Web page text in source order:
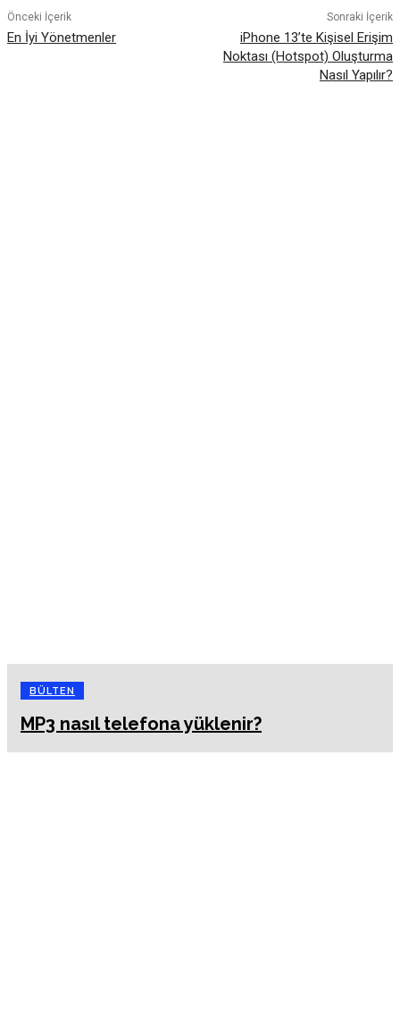
Önceki İçerik
En İyi Yönetmenler
Sonraki İçerik
iPhone 13’te Kişisel Erişim
Noktası (Hotspot) Oluşturma
Nasıl Yapılır?
BÜLTEN
MP3 nasıl telefona yüklenir?